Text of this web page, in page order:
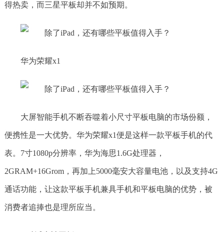
得热卖，而三星平板却并不如预期。
华为荣耀x1
大屏智能手机不断吞噬着小尺寸平板电脑的市场份额，
便携性是一大优势。华为荣耀x1便是这样一款平板手机的代
表。7寸1080p分辨率，华为海思1.6G处理器，
2GRAM+16Grom，再加上5000毫安大容量电池，以及支持4G
通话功能，让这款平板手机兼具手机和平板电脑的优势，被
消费者追捧也是理所应当。